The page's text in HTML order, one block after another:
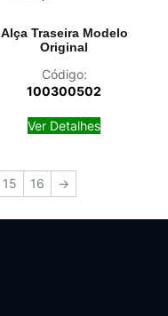
Alça Traseira Modelo
Original
Código:
100300502
Ver Detalhes
15 16 →